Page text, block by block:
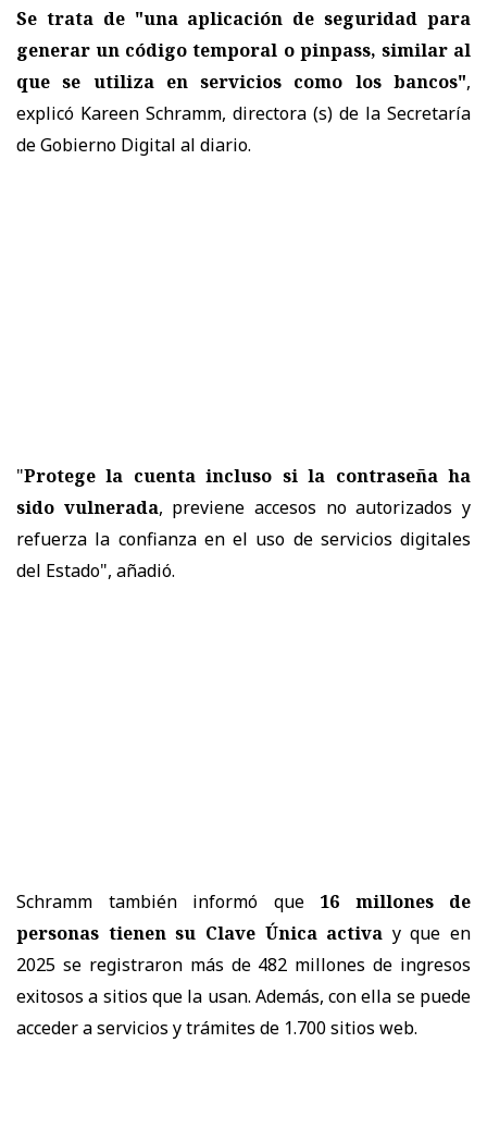
Se trata de "una aplicación de seguridad para
generar un código temporal o pinpass, similar al
que se utiliza en servicios como los bancos",
explicó Kareen Schramm, directora (s) de la Secretaría
de Gobierno Digital al diario.
"Protege la cuenta incluso si la contraseña ha
sido vulnerada, previene accesos no autorizados y
refuerza la confianza en el uso de servicios digitales
del Estado", añadió.
Schramm también informó que 16 millones de
personas tienen su Clave Única activa y que en
2025 se registraron más de 482 millones de ingresos
exitosos a sitios que la usan. Además, con ella se puede
acceder a servicios y trámites de 1.700 sitios web.